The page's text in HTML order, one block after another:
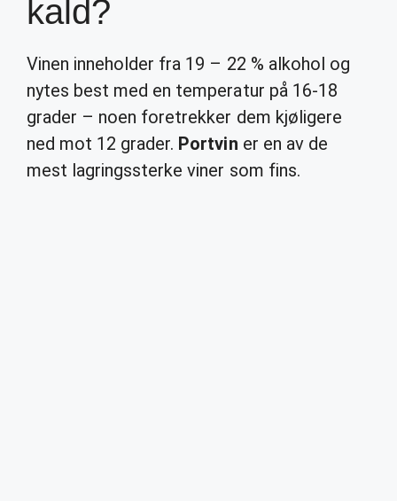
kald?
Vinen inneholder fra 19 – 22 % alkohol og
nytes best med en temperatur på 16-18
grader – noen foretrekker dem kjøligere
ned mot 12 grader. Portvin er en av de
mest lagringssterke viner som fins.